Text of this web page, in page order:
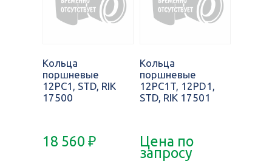
Кольца
поршневые
12PC1, STD, RIK
17500
18 560 ₽
Кольца
поршневые
12PC1T, 12PD1,
STD, RIK 17501
Цена по
запросу